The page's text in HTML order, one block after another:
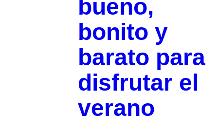
bueno,
bonito y
barato para
disfrutar el
verano